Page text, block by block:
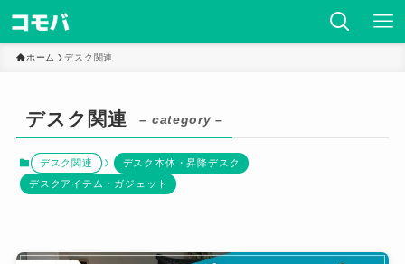
ホーム デスク関連
デスク関連 – category –
デスク関連
デスク本体・昇降デスク
デスクアイテム・ガジェット